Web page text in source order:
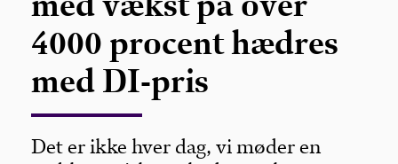
4000 procent hædres
med DI-pris
Det er ikke hver dag, vi møder en